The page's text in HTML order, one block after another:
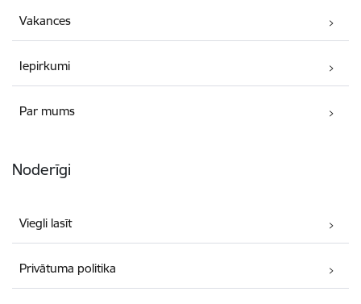
Vakances
Iepirkumi
Par mums
Noderīgi
Viegli lasīt
Privātuma politika